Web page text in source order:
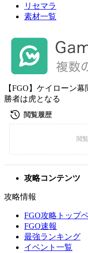
リセマラ
素材一覧
【FGO】ケイローン
勝者は虎となる
攻略コンテンツ
攻略情報
FGO攻略トップ
FGO速報
最強ランキング
イベント一覧